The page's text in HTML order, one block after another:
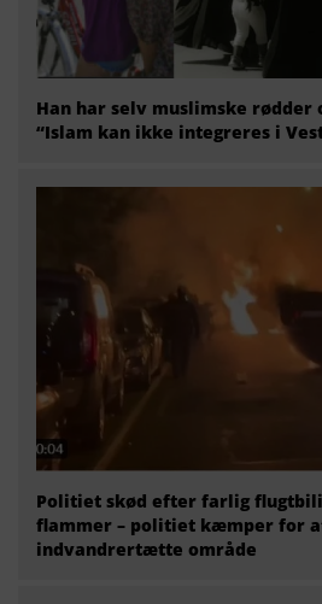
Han har selv muslimske rødder
“Islam kan ikke integreres i
Politiet skød efter farlig
flammer – politiet kæmper for
indvandrertætte område